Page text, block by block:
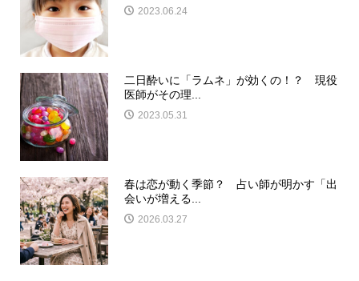
2023.06.24
二日酔いに「ラムネ」が効くの！？ 現役
医師がその理...
2023.05.31
春は恋が動く季節？ 占い師が明かす「出
会いが増える...
2026.03.27